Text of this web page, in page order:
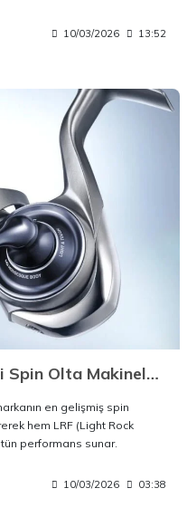
10/03/2026 13:52
Daiwa Caldia 25 LT Serisi Spin Olta Makineleri Stoklarda!
en gelişmiş spin
hem LRF (Light Rock
performans sunar.
10/03/2026 03:38